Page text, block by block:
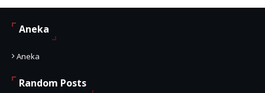
Aneka
Aneka
Random Posts